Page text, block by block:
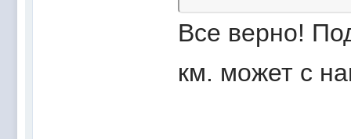
Все верно!
км. может с